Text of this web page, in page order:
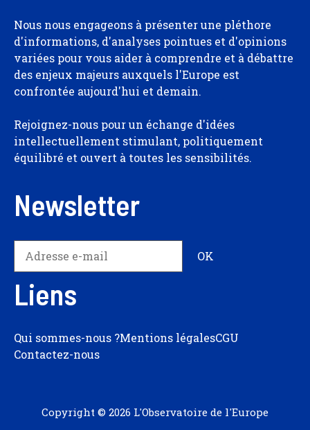
Nous nous engageons à présenter une pléthore
d'informations, d'analyses pointues et d'opinions
variées pour vous aider à comprendre et à débattre
des enjeux majeurs auxquels l'Europe est
confrontée aujourd'hui et demain.
Rejoignez-nous pour un échange d'idées
intellectuellement stimulant, politiquement
équilibré et ouvert à toutes les sensibilités.
Newsletter
Liens
Qui sommes-nous ?Mentions légalesCGU
Contactez-nous
Copyright © 2026 L'Observatoire de l'Europe